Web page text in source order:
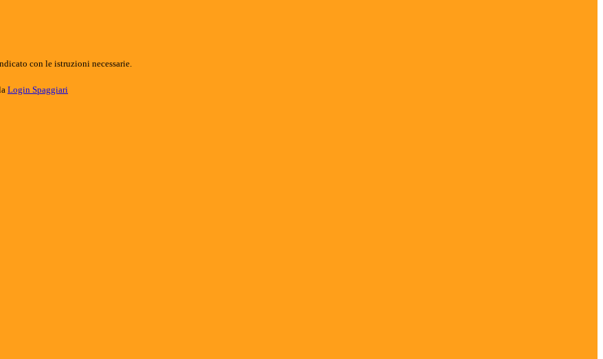
con le istruzioni necessarie.
Login Spaggiari